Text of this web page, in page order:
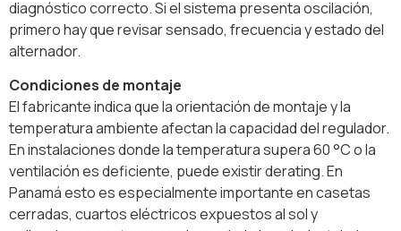
diagnóstico correcto. Si el sistema presenta oscilación,
primero hay que revisar sensado, frecuencia y estado del
alternador.
Condiciones de montaje
El fabricante indica que la orientación de montaje y la
temperatura ambiente afectan la capacidad del regulador.
En instalaciones donde la temperatura supera 60 °C o la
ventilación es deficiente, puede existir derating. En
Panamá esto es especialmente importante en casetas
cerradas, cuartos eléctricos expuestos al sol y